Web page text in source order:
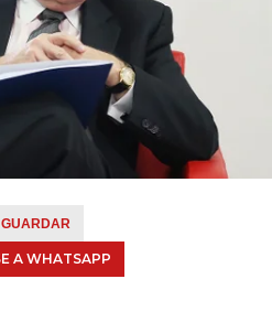
GUARDAR
A WHATSAPP